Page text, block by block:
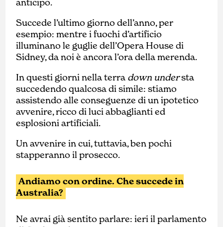
Succede l’ultimo giorno dell’anno, per
esempio: mentre i fuochi d’artificio
illuminano le guglie dell’Opera House di
Sidney, da noi è ancora l’ora della merenda.
In questi giorni nella terra down understa
succedendo qualcosa di simile: stiamo
assistendo alle conseguenze di un ipotetico
avvenire, ricco di luci abbaglianti ed
esplosioni artificiali.
Un avvenire in cui, tuttavia, ben pochi
stapperanno il prosecco.
Andiamo con ordine. Che succede in
Australia?
Ne avrai già sentito parlare: ieri il parlamento